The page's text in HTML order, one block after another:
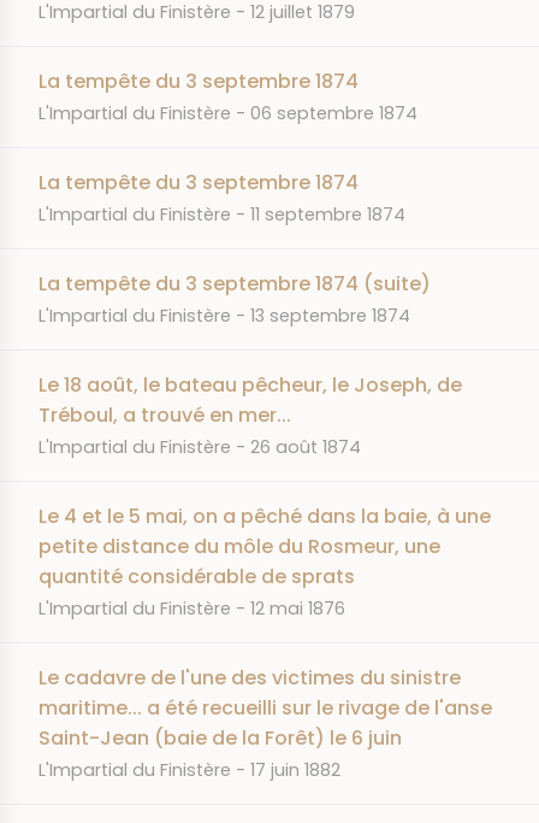
JOURNAL
L'Impartial du Finistère DATE
12 juillet 1879
La tempête du 3 septembre 1874
JOURNAL
L'Impartial du Finistère DATE
06 septembre 1874
La tempête du 3 septembre 1874
JOURNAL
L'Impartial du Finistère DATE
11 septembre 1874
La tempête du 3 septembre 1874 (suite)
JOURNAL
L'Impartial du Finistère DATE
13 septembre 1874
Le 18 août, le bateau pêcheur, le Joseph, de
Tréboul, a trouvé en mer...
JOURNAL
L'Impartial du Finistère DATE
26 août 1874
Le 4 et le 5 mai, on a pêché dans la baie, à une
petite distance du môle du Rosmeur, une
quantité considérable de sprats
JOURNAL
L'Impartial du Finistère DATE
12 mai 1876
Le cadavre de l'une des victimes du sinistre
maritime... a été recueilli sur le rivage de l'anse
Saint-Jean (baie de la Forêt) le 6 juin
JOURNAL
L'Impartial du Finistère DATE
17 juin 1882